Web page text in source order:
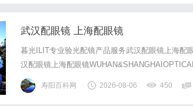
武汉配眼镜 上海配眼镜
暮光ILIT专业验光配镜产品服务武汉配眼镜上海配
汉配眼镜上海配眼镜
写字楼眼镜店直营品牌，现于武汉与上海设有4家
基础，全场镜片40%-60%优惠，兼顾高专业度与高
寿阳百科网 2026-08-06 450